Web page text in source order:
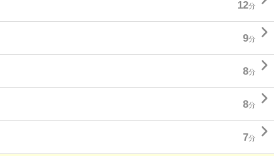
12分
9分 
8分 
8分 
7分 